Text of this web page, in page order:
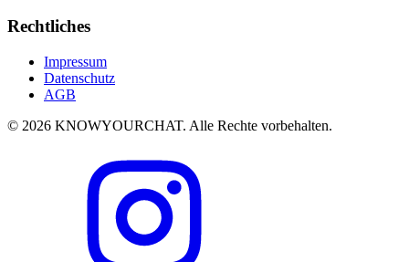
Rechtliches
Impressum
Datenschutz
AGB
© 2026 KNOWYOURCHAT. Alle Rechte vorbehalten.